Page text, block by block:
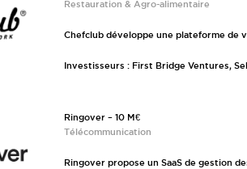
Restauration & Agro-alimentaire
Chefclub développe une plateforme de
Investisseurs : First Bridge Ventures,
Ringover – 10 M€
Télécommunication
Ringover propose un SaaS de gestion